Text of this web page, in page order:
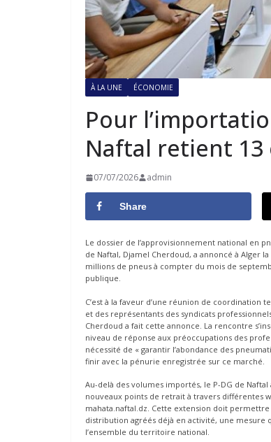
À LA UNE ÉCONOMIE
Pour
Naftal retient
07/07/2026 admin
Share
Le dossier de l’approvisionnement national en
de Naftal, Djamel Cherdoud, a annoncé à Alger
millions de pneus à compter du mois de
publique.
C’est à la faveur d’une réunion de
et des représentants des syndicats
Cherdoud a fait cette annonce. La rencontre
niveau de réponse aux préoccupations des
nécessité de « garantir l’abondance des
finir avec la pénurie enregistrée sur ce marché.
Au-delà des volumes importés, le P-DG de
nouveaux points de retrait à travers différentes
mahata.naftal.dz. Cette extension doit
distribution agréés déjà en activité, une mesure
l’ensemble du territoire national.